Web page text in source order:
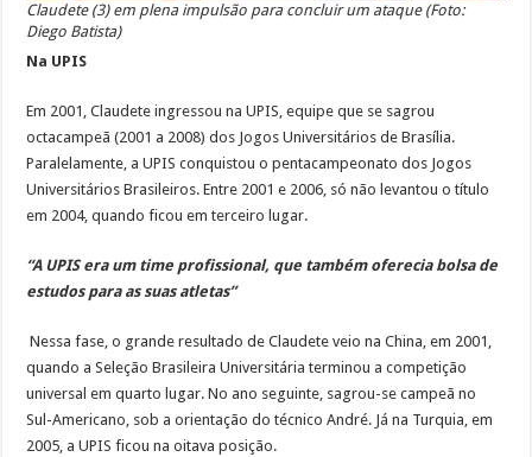
Claudete (3) em plena impulsão para concluir um ataque (Foto:
Diego Batista)
Na UPIS
Em 2001, Claudete ingressou na UPIS, equipe que se sagrou
octacampeã (2001 a 2008) dos Jogos Universitários de Brasília.
Paralelamente, a UPIS conquistou o pentacampeonato dos Jogos
Universitários Brasileiros. Entre 2001 e 2006, só não levantou o título
em 2004, quando ficou em terceiro lugar.
“A UPIS era um time profissional, que também oferecia bolsa de
estudos para as suas atletas”
Nessa fase, o grande resultado de Claudete veio na China, em 2001,
quando a Seleção Brasileira Universitária terminou a competição
universal em quarto lugar. No ano seguinte, sagrou-se campeã no
Sul-Americano, sob a orientação do técnico André. Já na Turquia, em
2005, a UPIS ficou na oitava posição.